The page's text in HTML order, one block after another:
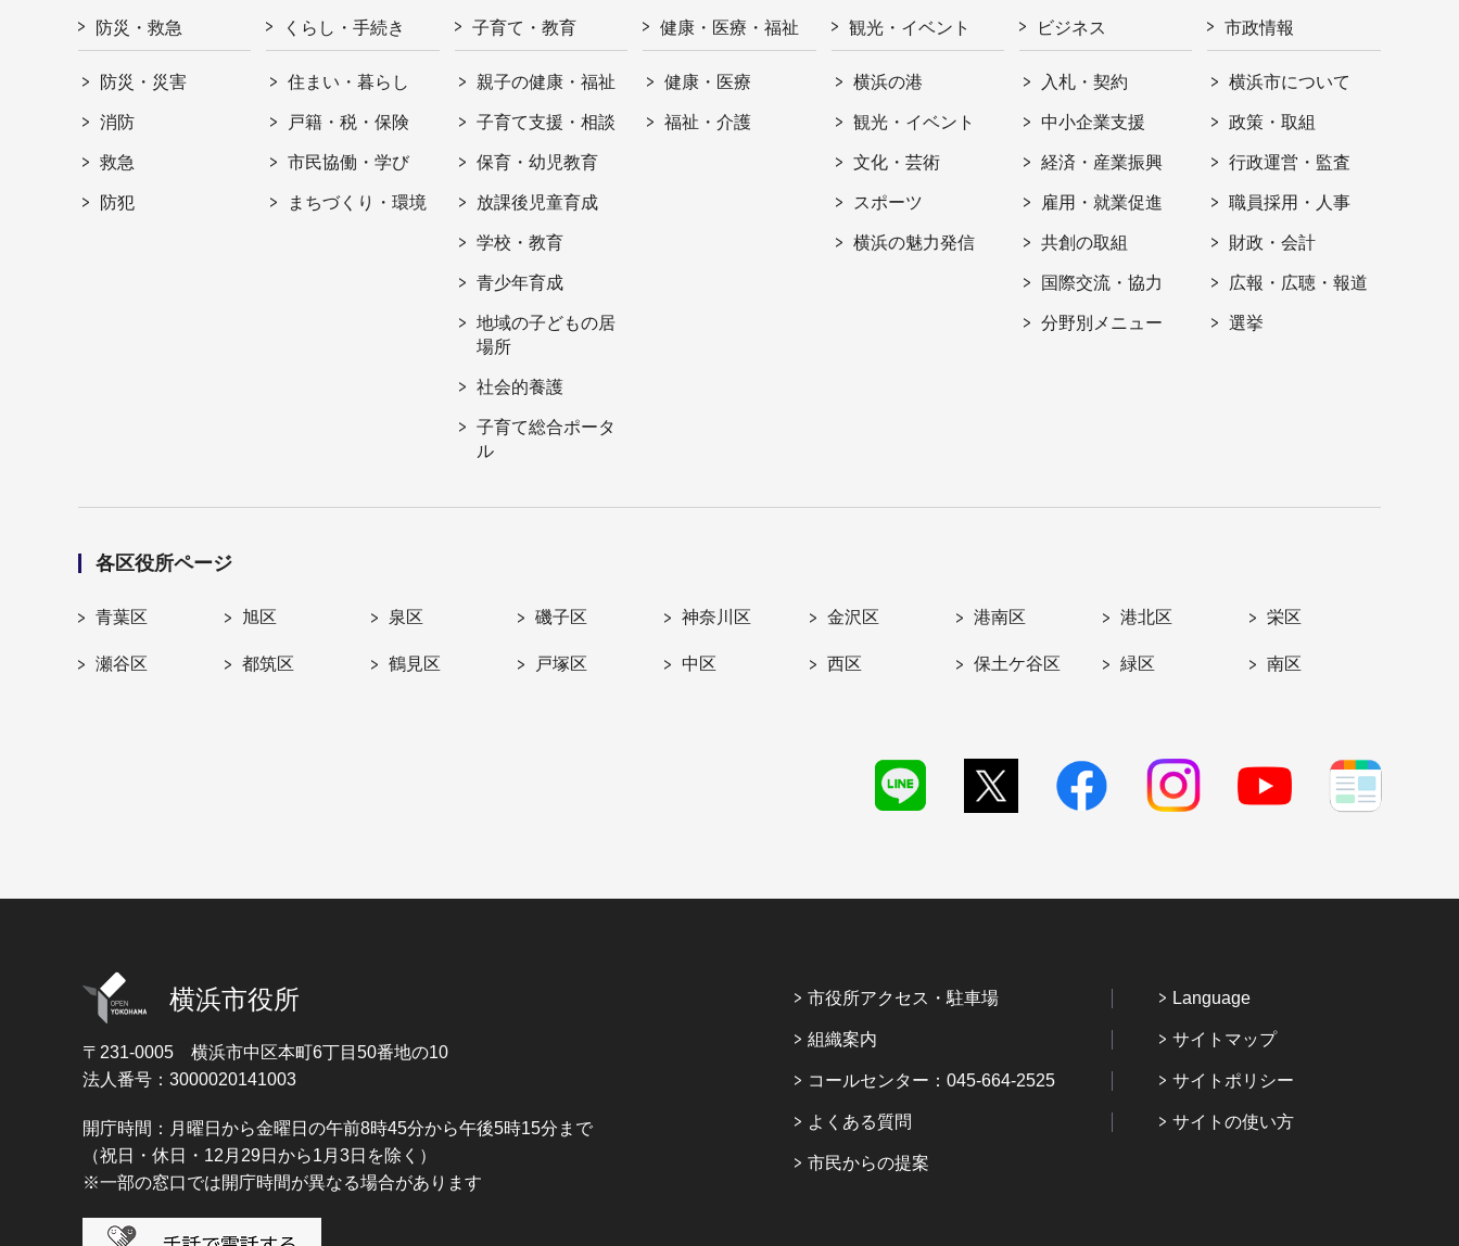
防災・救急
防災・災害
消防
救急
防犯
くらし・手続き
住まい・暮らし
戸籍・税・保険
市民協働・学び
まちづくり・環境
子育て・教育
親子の健康・福祉
子育て支援・相談
保育・幼児教育
放課後児童育成
学校・教育
青少年育成
地域の子どもの居
場所
社会的養護
子育て総合ポータ
ル
健康・医療・福祉
健康・医療
福祉・介護
観光・イベント
横浜の港
観光・イベント
文化・芸術
スポーツ
横浜の魅力発信
ビジネス
入札・契約
中小企業支援
経済・産業振興
雇用・就業促進
共創の取組
国際交流・協力
分野別メニュー
市政情報
横浜市について
政策・取組
行政運営・監査
職員採用・人事
財政・会計
広報・広聴・報道
選挙
各区役所ページ
青葉区 旭区 泉区 磯子区 神奈川区 金沢区 港南区 港北区 栄区
瀬谷区 都筑区 鶴見区 戸塚区 中区 西区 保土ケ谷区 緑区 南区
横浜市役所
〒231-0005 横浜市中区本町6丁目50番地の10
法人番号：3000020141003
開庁時間：月曜日から金曜日の午前8時45分から午後5時15分まで
（祝日・休日・12月29日から1月3日を除く）
※一部の窓口では開庁時間が異なる場合があります
市役所アクセス・駐車場
組織案内
コールセンター：045-664-2525
よくある質問
市民からの提案
Language
サイトマップ
サイトポリシー
サイトの使い方